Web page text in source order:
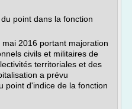
point dans la fonction
2016 portant majoration
civils et militaires de
territoriales et des
a prévu
point d'indice de la fonction